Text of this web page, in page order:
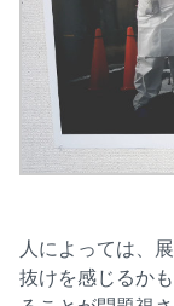
人によっては、
抜けを感じるか